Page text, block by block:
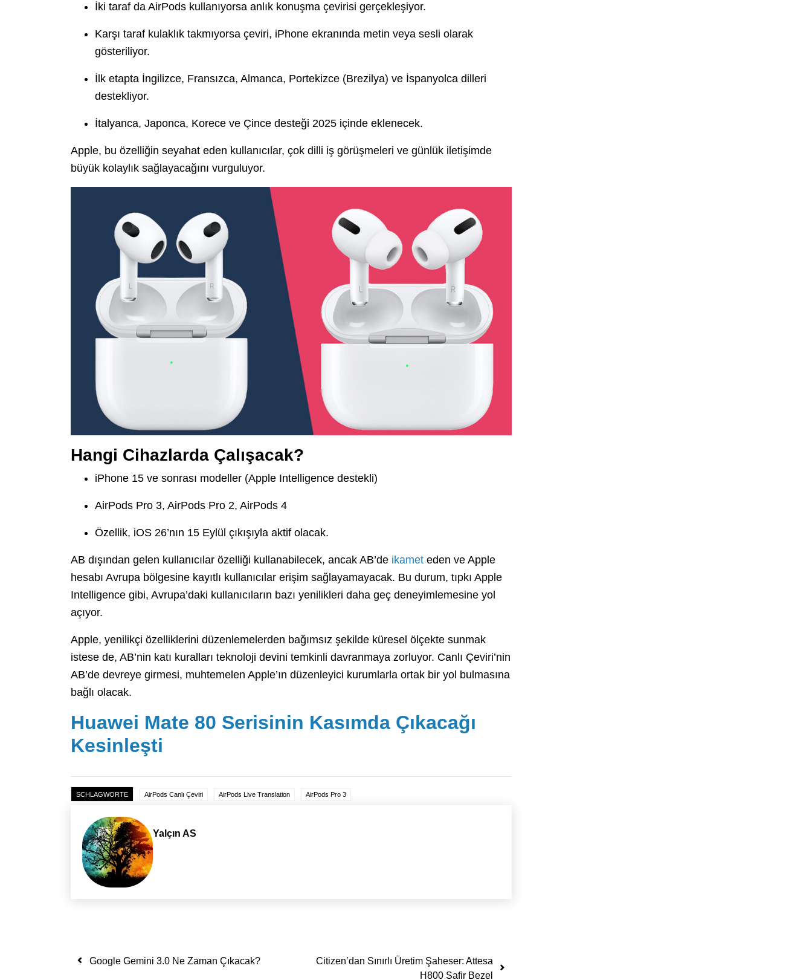
İki taraf da AirPods kullanıyorsa anlık konuşma çevirisi gerçekleşiyor.
Karşı taraf kulaklık takmıyorsa çeviri, iPhone ekranında metin veya sesli olarak
gösteriliyor.
İlk etapta İngilizce, Fransızca, Almanca, Portekizce (Brezilya) ve İspanyolca dilleri
destekliyor.
İtalyanca, Japonca, Korece ve Çince desteği 2025 içinde eklenecek.
Apple, bu özelliğin seyahat eden kullanıcılar, çok dilli iş görüşmeleri ve günlük iletişimde
büyük kolaylık sağlayacağını vurguluyor.
Hangi Cihazlarda Çalışacak?
iPhone 15 ve sonrası modeller (Apple Intelligence destekli)
AirPods Pro 3, AirPods Pro 2, AirPods 4
Özellik, iOS 26’nın 15 Eylül çıkışıyla aktif olacak.
AB dışından gelen kullanıcılar özelliği kullanabilecek, ancak AB’de ikamet eden ve Apple
hesabı Avrupa bölgesine kayıtlı kullanıcılar erişim sağlayamayacak. Bu durum, tıpkı Apple
Intelligence gibi, Avrupa’daki kullanıcıların bazı yenilikleri daha geç deneyimlemesine yol
açıyor.
Apple, yenilikçi özelliklerini düzenlemelerden bağımsız şekilde küresel ölçekte sunmak
istese de, AB’nin katı kuralları teknoloji devini temkinli davranmaya zorluyor. Canlı Çeviri’nin
AB’de devreye girmesi, muhtemelen Apple’ın düzenleyici kurumlarla ortak bir yol bulmasına
bağlı olacak.
Huawei Mate 80 Serisinin Kasımda Çıkacağı
Kesinleşti
SCHLAGWORTE AirPods Canlı Çeviri AirPods Live Translation AirPods Pro 3
Yalçın AS
Yazı dolaşımı
Google Gemini 3.0 Ne Zaman Çıkacak?
Citizen’dan Sınırlı Üretim Şaheser: Attesa
H800 Safir Bezel